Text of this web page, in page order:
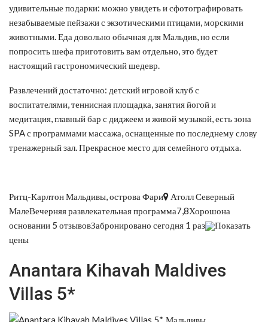
удивительные подарки: можно увидеть и сфотографировать
незабываемые пейзажи с экзотическими птицами, морскими
животными. Еда довольно обычная для Мальдив, но если
попросить шефа приготовить вам отдельно, это будет
настоящий гастрономический шедевр.
Развлечений достаточно: детский игровой клуб с
воспитателями, теннисная площадка, занятия йогой и
медитация, главный бар с диджеем и живой музыкой, есть зона
SPA с программами массажа, оснащенные по последнему слову
тренажерный зал. Прекрасное место для семейного отдыха.
Ритц-Карлтон Мальдивы, острова Фари
Атолл Северный
МалеВечерняя развлекательная программа7,8Хорошона
основании 5 отзывовЗабронировано сегодня 1 раз
Показать
цены
Anantara Kihavah Maldives
Villas 5*